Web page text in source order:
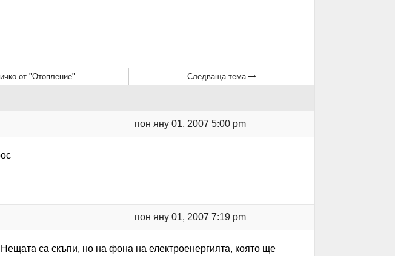
от "Отопление" Следваща тема
пон яну 01, 2007 5:00 pm
пон яну 01, 2007 7:19 pm
са скъпи, но на фона на електроенергията, която ще